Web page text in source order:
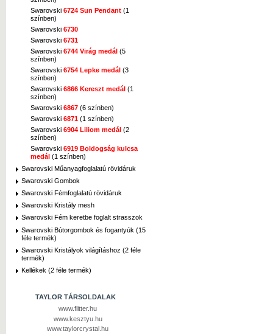
Swarovski 6724 Sun Pendant (1
színben)
Swarovski 6730
Swarovski 6731
Swarovski 6744 Virág medál (5
színben)
Swarovski 6754 Lepke medál (3
színben)
Swarovski 6866 Kereszt medál (1
színben)
Swarovski 6867 (6 színben)
Swarovski 6871 (1 színben)
Swarovski 6904 Liliom medál (2
színben)
Swarovski 6919 Boldogság kulcsa
medál (1 színben)
Swarovski Műanyagfoglalatú rövidáruk
Swarovski Gombok
Swarovski Fémfoglalatú rövidáruk
Swarovski Kristály mesh
Swarovski Fém keretbe foglalt strasszok
Swarovski Bútorgombok és fogantyúk (15
féle termék)
Swarovski Kristályok világításhoz (2 féle
termék)
Kellékek (2 féle termék)
TAYLOR TÁRSOLDALAK
www.flitter.hu
www.kesztyu.hu
www.taylorcrystal.hu